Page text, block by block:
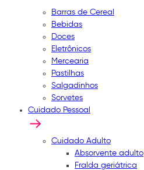
Barras de Cereal
Bebidas
Doces
Eletrônicos
Mercearia
Pastilhas
Salgadinhos
Sorvetes
Cuidado Pessoal
Cuidado Adulto
Absorvente adulto
Fralda geriátrica